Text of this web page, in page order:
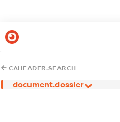
CAHEADER.SEARCH
document.dossier